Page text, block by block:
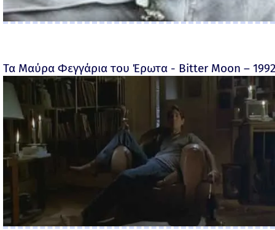
Τα Μαύρα Φεγγάρια του Έρωτα - Bitter Moon –